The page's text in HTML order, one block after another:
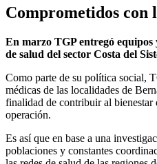
Comprometidos con
En marzo TGP entregó
de salud del sector Costa del
Como parte de su política social,
médicas de las localidades de
finalidad de contribuir al bienestar
operación.
Es así que en base a una
poblaciones y constantes